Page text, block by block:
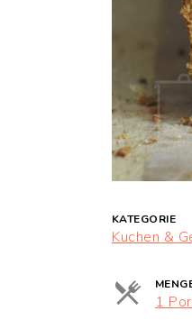
KATEGORIE
Kuchen &
1